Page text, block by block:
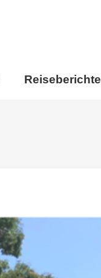
Reiseberichte